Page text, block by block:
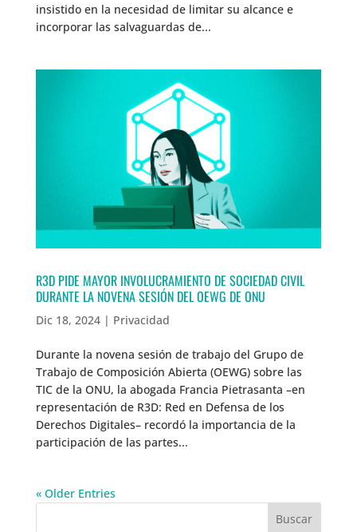
insistido en la necesidad de limitar su alcance e
incorporar las salvaguardas de...
R3D PIDE MAYOR INVOLUCRAMIENTO DE SOCIEDAD CIVIL
DURANTE LA NOVENA SESIÓN DEL OEWG DE ONU
Dic 18, 2024| Privacidad
Durante la novena sesión de trabajo del Grupo de
Trabajo de Composición Abierta (OEWG) sobre las
TIC de la ONU, la abogada Francia Pietrasanta –en
representación de R3D: Red en Defensa de los
Derechos Digitales– recordó la importancia de la
participación de las partes...
« Older Entries